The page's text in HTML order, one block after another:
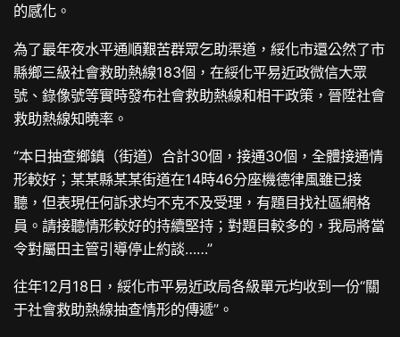
的感化。
為了最年夜水平通順艱苦群眾乞助渠道，綏化市還公然了市
縣鄉三級社會救助熱線183個，在綏化平易近政微信大眾
號、錄像號等實時發布社會救助熱線和相干政策，晉陞社會
救助熱線知曉率。
“本日抽查鄉鎮（街道）合計30個，接通30個，全體接通情
形較好；某某縣某某街道在14時46分座機德律風雖已接
聽，但表現任何訴求均不克不及受理，有題目找社區網格
員。請接聽情形較好的持續堅持；對題目較多的，我局將當
令對屬田主管引導停止約談……”
往年12月18日，綏化市平易近政局各級單元均收到一份“關
于社會救助熱線抽查情形的傳遞”。